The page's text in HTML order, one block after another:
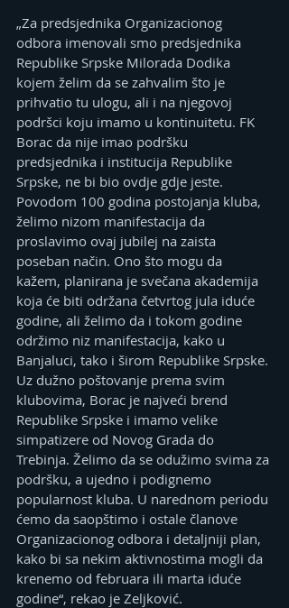
„Za predsjednika Organizacionog
odbora imenovali smo predsjednika
Republike Srpske Milorada Dodika
kojem želim da se zahvalim što je
prihvatio tu ulogu, ali i na njegovoj
podršci koju imamo u kontinuitetu. FK
Borac da nije imao podršku
predsjednika i institucija Republike
Srpske, ne bi bio ovdje gdje jeste.
Povodom 100 godina postojanja kluba,
želimo nizom manifestacija da
proslavimo ovaj jubilej na zaista
poseban način. Ono što mogu da
kažem, planirana je svečana akademija
koja će biti održana četvrtog jula iduće
godine, ali želimo da i tokom godine
održimo niz manifestacija, kako u
Banjaluci, tako i širom Republike Srpske.
Uz dužno poštovanje prema svim
klubovima, Borac je najveći brend
Republike Srpske i imamo velike
simpatizere od Novog Grada do
Trebinja. Želimo da se odužimo svima za
podršku, a ujedno i podignemo
popularnost kluba. U narednom periodu
ćemo da saopštimo i ostale članove
Organizacionog odbora i detaljniji plan,
kako bi sa nekim aktivnostima mogli da
krenemo od februara ili marta iduće
godine“, rekao je Zeljković.